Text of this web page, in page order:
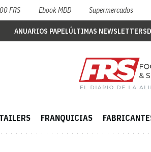
FRS Ebook MDD Supermercados
ANUARIOS PAPELÚLTIMAS NEWSLETTERS
FRANQUICIAS